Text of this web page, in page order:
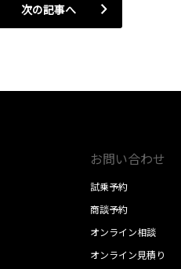
次の記事へ
お問い合わせ
試乗予約
商談予約
オンライン相談
オンライン見積り